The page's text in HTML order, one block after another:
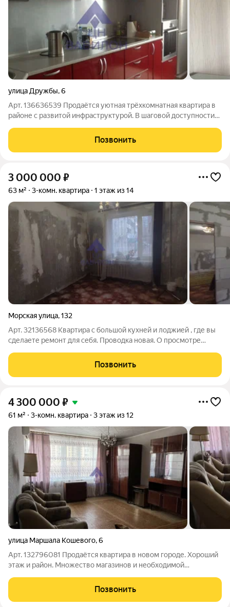
улица Дружбы,6
Арт. 136636539 Продаётся уютная трёхкомнатная квартира в
районе с развитой инфраструктурой. В шаговой доступности
травмпункт, аптеки, магазины и остановки общественного
транспорта. До ДК
Позвонить
3 000 000 ₽
63 м² 3-комн. квартира 1 этаж из 14
Морская улица,132
Арт. 32136568 Квартира с большой кухней и лоджией , где вы
сделаете ремонт для себя. Проводка новая. О просмотре
Позвонить
4 300 000 ₽
61 м² 3-комн. квартира 3 этаж из 12
улица Маршала Кошевого,6
Арт. 132796081 Продаётся квартира в новом городе. Хороший
этаж и район. Множество магазинов и необходимой
среднее, окна хороший метало пластик. Возможно зайти и
жить первое время. Рассмотрим
Позвонить